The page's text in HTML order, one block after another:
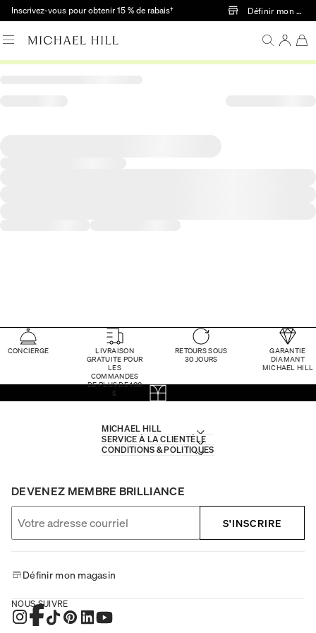
Passer au contenu principal
Inscrivez-vous pour obtenir 15 % de rabais† Définir mon
CONCIERGE
LIVRAISON
GRATUITE POUR
LES
COMMANDES
DE PLUS DE 100
$
RETOURS SOUS
30 JOURS
GARANTIE
DIAMANT
MICHAEL HILL
MICHAEL HILL
SERVICE À LA CLIENTÈLE
CONDITIONS & POLITIQUES
DEVENEZ MEMBRE BRILLIANCE
S'INSCRIRE
Définir mon magasin
NOUS SUIVRE